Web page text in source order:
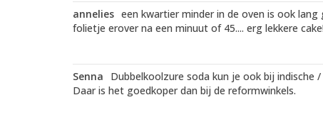
annelies een kwartier minder in de oven is ook
folietje erover na een minuut of 45.... erg lekkere
Senna
Dubbelkoolzure soda kun je ook bij indische
Daar is het goedkoper dan bij de reformwinkels.